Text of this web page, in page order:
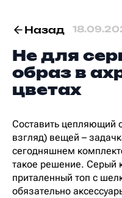
Назад
Не для
образ в
цветах
Составить цепляющий
взгляд) вещей –
сегодняшнем
такое решение. Серый
приталенный топ с
обязательно